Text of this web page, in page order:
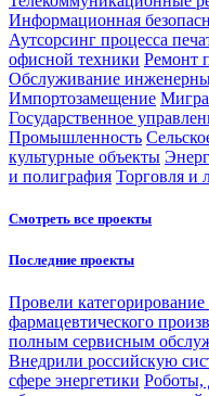
Информационная
Аутсорсинг процесса
офисной техники Ремонт
Обслуживание
Импортозамещение
Государственное
Промышленность
культурные объекты
и полиграфия Торговля и
Смотреть все проекты
Последние проекты
Провели
фармацевтического
полным сервисным
Внедрили российскую
сфере энергетики Роботы,